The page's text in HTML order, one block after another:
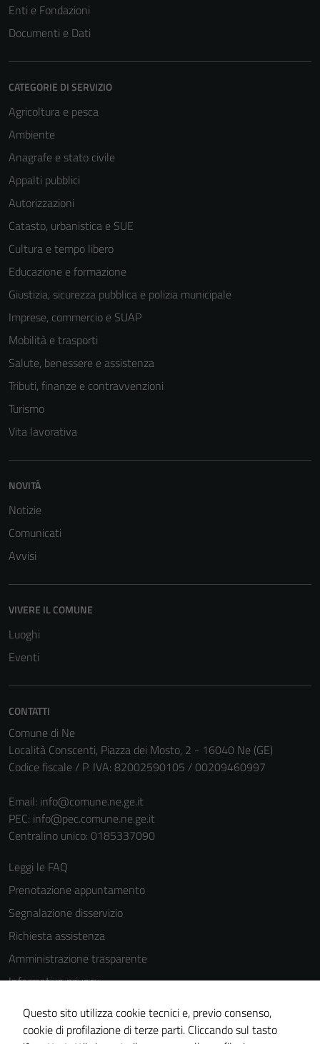
Enti e Fondazioni
Documenti e Dati
CATEGORIE DI SERVIZIO
Agricoltura e pesca
Ambiente
Anagrafe e stato civile
Appalti pubblici
Autorizzazioni
Catasto, urbanistica e SUE
Cultura e tempo libero
Educazione e formazione
Giustizia, sicurezza pubblica e polizia municipale
Imprese, commercio e SUAP
Mobilità e trasporti
Salute, benessere e assistenza
Tributi, finanze e contravvenzioni
Turismo
Vita lavorativa
NOVITÀ
Notizie
Comunicati
Avvisi
VIVERE IL COMUNE
Luoghi
Eventi
CONTATTI
Comune di Ne
Località Conscenti, Piazza dei Mosto, 2 - 16040 Ne (GE)
Codice fiscale / P. IVA: 82002590105 / 00209460997
Email: info@comune.ne.ge.it
PEC: info@pec.comune.ne.ge.it
Centralino unico: 0185337090
Leggi le FAQ
Prenotazione appuntamento
Segnalazione disservizio
Richiesta assistenza
Amministrazione trasparente
Informativa privacy
Cookie Policy
Note legali
Questo sito utilizza cookie tecnici e, previo consenso,
cookie di profilazione di terze parti. Cliccando sul tasto
funzionamento
del sito e non